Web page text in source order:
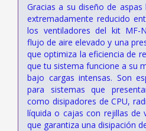
Gracias a su diseño de
extremadamente reducido
los ventiladores del kit MF-
flujo de aire elevado y una
que optimiza la eficiencia de
que tu sistema funcione a su
bajo cargas intensas. Son
para sistemas que
como disipadores de CPU,
líquida o cajas con rejillas de
que garantiza una disipación